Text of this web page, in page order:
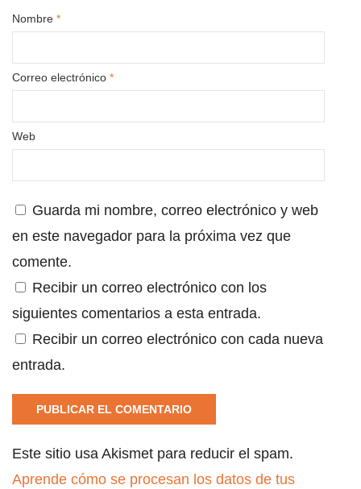
Nombre *
Correo electrónico *
Web
Guarda mi nombre, correo electrónico y web
en este navegador para la próxima vez que
comente.
Recibir un correo electrónico con los
siguientes comentarios a esta entrada.
Recibir un correo electrónico con cada nueva
entrada.
Este sitio usa Akismet para reducir el spam.
Aprende cómo se procesan los datos de tus